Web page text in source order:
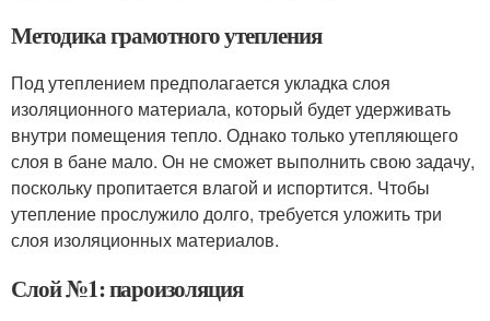
Методика грамотного утепления
Под утеплением предполагается укладка слоя
изоляционного материала, который будет удерживать
внутри помещения тепло. Однако только утепляющего
слоя в бане мало. Он не сможет выполнить свою задачу,
поскольку пропитается влагой и испортится. Чтобы
утепление прослужило долго, требуется уложить три
слоя изоляционных материалов.
Слой №1: пароизоляция